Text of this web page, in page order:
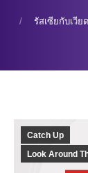
รัสเซียกับเวี
Catch Up
Look Around